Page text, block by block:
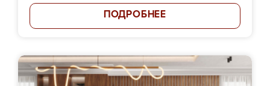
ПОДРОБНЕЕ